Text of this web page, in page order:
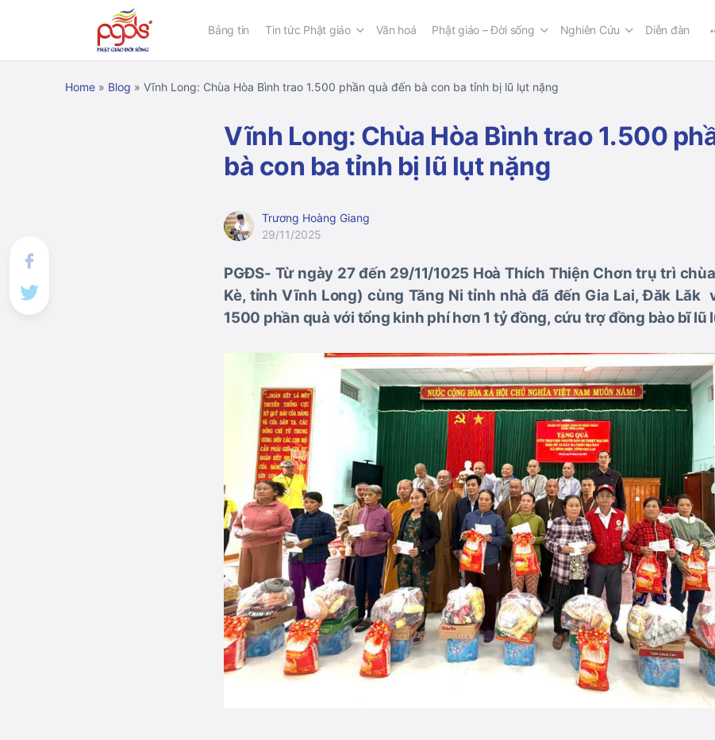
Bảng tin Tin tức Phật giáo Văn hoá Phật giáo – Đời sống Nghiên Cứu Diễn đàn
Home » Blog » Vĩnh Long: Chùa Hòa Bình trao 1.500 phần quà đến bà con ba tỉnh bị lũ lụt nặng
Vĩnh Long: Chùa Hòa Bình trao 1.500
bà con ba tỉnh bị lũ lụt nặng
Trương Hoàng Giang
29/11/2025
PGĐS- Từ ngày 27 đến 29/11/1025 Hoà Thích Thiện Chơn trụ trì
Kè, tỉnh Vĩnh Long) cùng Tăng Ni tỉnh nhà đã đến Gia Lai, Đăk Lăk
1500 phần quà với tổng kinh phí hơn 1 tỷ đồng, cứu trợ đồng bào bĩ lũ